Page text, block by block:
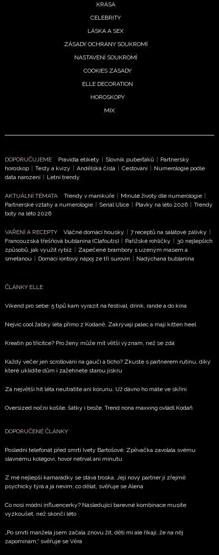
Přihlášením k newsletteru souhlasíte s
podmínkami společnosti BurdaMedia Extra s.r.o.
potvrzujete, že jste se seznámili se
- BurdaMedia Extra s.r.o. bude s Vašimi údaji
pracovat zejména k organizaci a vyhodnocení akce a
Chcete navíc dostávat i další zajímavé a exkluzivní
informace od našich partnerů? Pokud souhlasíte se
KRÁSA
CELEBRITY
LÁSKA A SEX
ZÁSADY OCHRANY SOUKROMÍ
NASTAVENÍ SOUKROMÍ
COOKIES ZÁSADY
ELLE DECORATION
HOROSKOPY
MIX
DOPORUČUJEME Pravidla etikety | Slovník puberťáků | Partnerský
horoskop | Testy a kvízy | Andělská čísla | Cestování | Numerologie podle
data narození | Letní trendy
AKTUÁLNÍ TÉMATA Trendy v manikúře | Minulé životy dle numerologie |
Partnerské vztahy a numerologie | Seriál Ulice | Plavky na léto 2026 | Trendy
boty na léto 2026
VAŘENÍ A RECEPTY Vláčné domácí housky | 7 receptů na salátové zálivky |
Francouzská třešňová bublanina (Clafoutis) | Pařížské rohlíčky | 30 nejlepších
způsobů, jak využít rybíz | Zapečené brambory s uzeným masem a
smetanou | Domácí iontový nápoj ze tří surovin | Nadýchaná bublanina
ČLÁNKY ELLE
Víkend pro sebe: 5 tipů kam vyrazit na festival, drink, rande a do kina
Nejvíc cool žabky léta přímo z Kodaně. Zakrývají palec a mají kitten heel
Kreatin po třicítce? Pro ženy může mít větší význam, než se zdá
Každý večer jen scrollování na gauči a ticho? Zkuste s partnerem rutinu, díky
které uklidíte dům i zažehnete starou jiskru
Za největší hit léta neutratíte ani korunu. Už dávno ho máte ve skříni
Oversized noční košile, šátky i brože. Trend nona maxxing ovládl Kodaň
DOPORUČENÉ ČLÁNKY
Poslední telefonát před smrtí Ivety Bartošové: Zpěvačka zavolala svému
slavnému kolegovi, hovor netrval ani minutu
Z mé nejlepší kamarádky se stává troska. Její nový partner ji zřejmě
psychicky týrá a já nevím, co dělat, svěřuje se Alena
Co nosí módní influencerky? Následující barevné kombinace musíte
vyzkoušet, než skončí léto
„Po smrti manžela jsem začala znovu žít, děti mi ale říkají, že na něj
zapomínám,“ svěřuje se Věra